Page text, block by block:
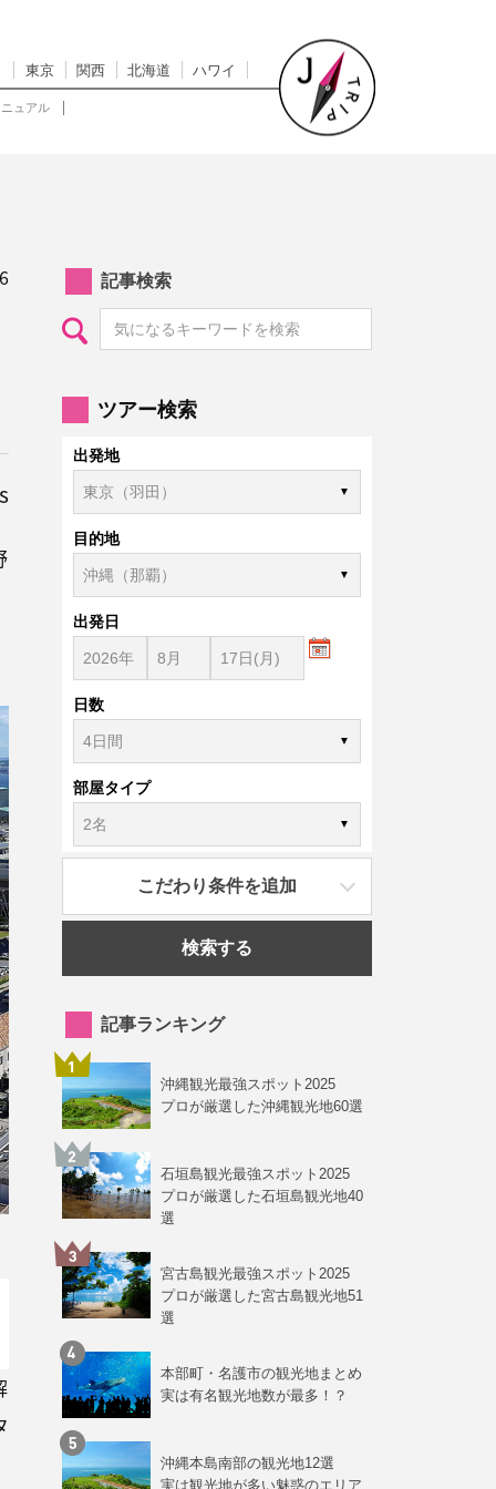
東京 関西 北海道 ハワイ
ュアル
記事検索
ツアー検索
出発地
目的地
出発日
日数
部屋タイプ
こだわり条件を追加
検索する
記事ランキング
沖縄観光最強スポット2025
プロが厳選した沖縄観光地60選
石垣島観光最強スポット2025
プロが厳選した石垣島観光地40
選
宮古島観光最強スポット2025
プロが厳選した宮古島観光地51
選
本部町・名護市の観光地まとめ
実は有名観光地数が最多！？
沖縄本島南部の観光地12選
実は観光地が多い魅惑のエリア